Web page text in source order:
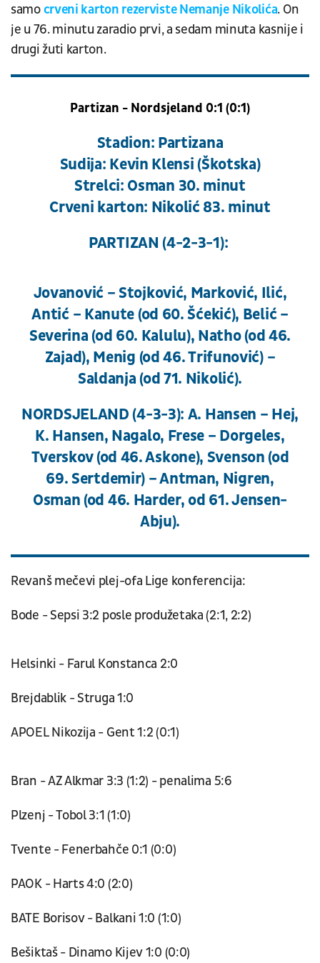
samocrveni karton rezerviste Nemanje Nikolića. On
je u 76. minutu zaradio prvi, a sedam minuta kasnije i
drugi žuti karton.
Partizan - Nordsjeland 0:1 (0:1)
Stadion: Partizana
Sudija: Kevin Klensi (Škotska)
Strelci: Osman 30. minut
Crveni karton: Nikolić 83. minut
PARTIZAN (4-2-3-1):
Jovanović – Stojković, Marković, Ilić,
Antić – Kanute (od 60. Šćekić), Belić –
Severina (od 60. Kalulu), Natho (od 46.
Zajad), Menig (od 46. Trifunović) –
Saldanja (od 71. Nikolić).
NORDSJELAND (4-3-3): A. Hansen – Hej,
K. Hansen, Nagalo, Frese – Dorgeles,
Tverskov (od 46. Askone), Svenson (od
69. Sertdemir) – Antman, Nigren,
Osman (od 46. Harder, od 61. Jensen-
Abju).
Revanš mečevi plej-ofa Lige konferencija:
Bode - Sepsi 3:2 posle produžetaka (2:1, 2:2)
Helsinki - Farul Konstanca 2:0
Brejdablik - Struga 1:0
APOEL Nikozija - Gent 1:2 (0:1)
Bran - AZ Alkmar 3:3 (1:2) - penalima 5:6
Plzenj - Tobol 3:1 (1:0)
Tvente - Fenerbahče 0:1 (0:0)
PAOK - Harts 4:0 (2:0)
BATE Borisov - Balkani 1:0 (1:0)
Bešiktaš - Dinamo Kijev 1:0 (0:0)